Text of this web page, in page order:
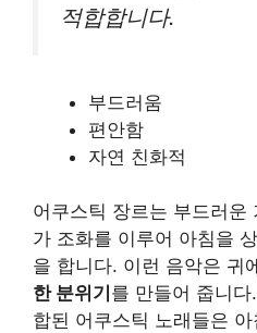
적합합니다.
부드러움
편안함
자연 친화적
어쿠스틱 장르는 부드러운
가 조화를 이루어 아침을
을 합니다. 이런 음악은 귀
한 분위기 를 만들어 줍니
합된 어쿠스틱 노래들은